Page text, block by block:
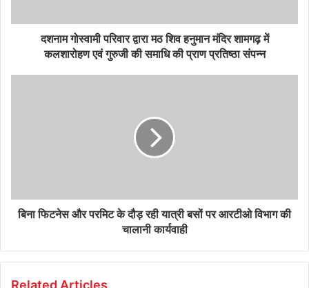
दशनाम गोस्वामी परिवार द्वारा मठ शिव हनुमान मंदिर शामगढ़ में
कलशारोहण एवं गुरुजी की समाधि की प्राण प्रतिष्ठा संपन्न
बिना फिटनेस और परमिट के दौड़ रही यात्री बसों पर आरटीओ विभाग की
चालानी कार्यवाही
Related Articles